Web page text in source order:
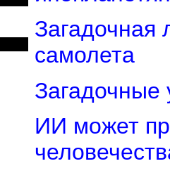
Загадочная
самолета
Загадочные
ИИ может